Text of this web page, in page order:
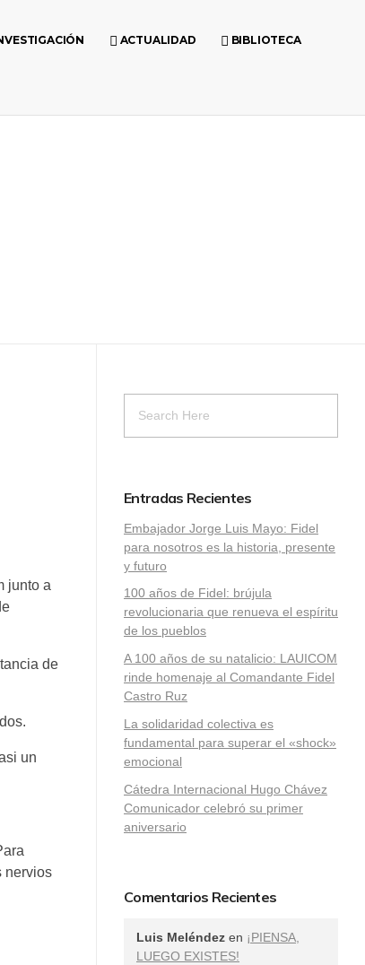
ACTUALIDAD BIBLIOTECA
junto a
de
un
nervios
Entradas Recientes
Embajador Jorge Luis Mayo: Fidel
para nosotros es la historia, presente
y futuro
100 años de Fidel: brújula
revolucionaria que renueva el espíritu
de los pueblos
A 100 años de su natalicio: LAUICOM
rinde homenaje al Comandante Fidel
Castro Ruz
La solidaridad colectiva es
fundamental para superar el «shock»
emocional
Cátedra Internacional Hugo Chávez
Comunicador celebró su primer
aniversario
Comentarios Recientes
Luis Meléndez en ¡PIENSA,
LUEGO EXISTES!